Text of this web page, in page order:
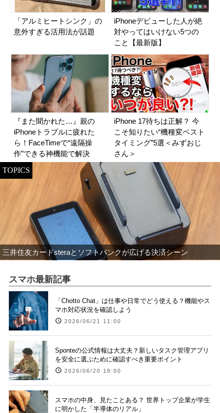
「アルミヒートシンク」の
意外すぎる活用法が話題
iPhoneデビューした人が絶
対やってはいけない5つの
こと【最新版】
『また聞かれた…』親の
iPhoneトラブルに疲れた
ら！FaceTimeで“遠隔操
作”できる神機能で解決
iPhone 17待ちは正解？ 今
こそ知りたい“機種変ベスト
タイミング”5選＜みずおじ
さん＞
TOPICS
三井住友カードsteraとソフトバンクが広げる決済シーン
スマホ最新記事
「Chotto Chat」は仕事や日常でどう使える？機能やス
マホ対応状況を確認しよう
2026/06/21 11:00
Sponteの公式情報は大丈夫？新しいタスク管理アプリ
を安全に選ぶために確認すべき重要ポイント
2026/06/20 19:00
スマホの中身、見たことある？ 世界トップ企業が学生
に明かした「半導体のリアル」